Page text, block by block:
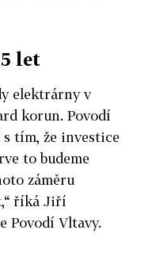
let
elektrárny v
korun. Povodí
tím, že investice
to budeme
záměru
říká Jiří
Povodí Vltavy.